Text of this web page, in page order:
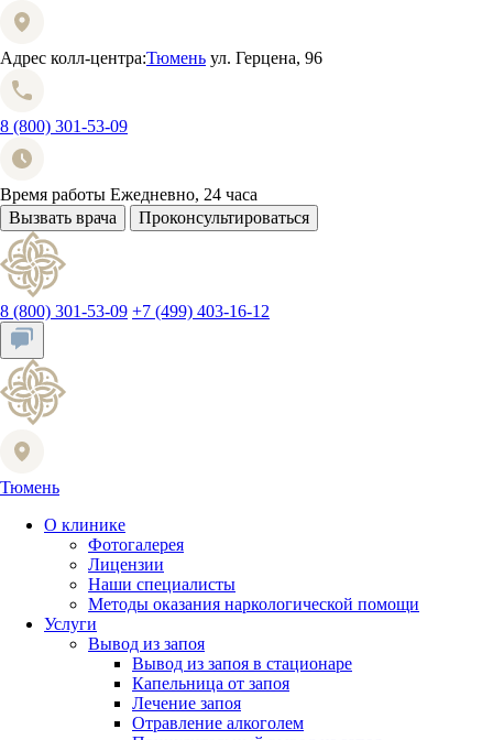
Адрес колл-центра:Тюмень ул. Герцена, 96
8 (800) 301-53-09
Время работы Ежедневно, 24 часа
Вызвать врача
Проконсультироваться
8 (800) 301-53-09 +7 (499) 403-16-12
Тюмень
О клинике
Фотогалерея
Лицензии
Наши специалисты
Методы оказания наркологической помощи
Услуги
Вывод из запоя
Вывод из запоя в стационаре
Капельница от запоя
Лечение запоя
Отравление алкоголем